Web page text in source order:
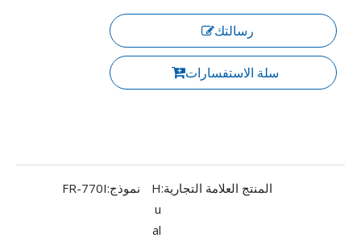
رسالتك
سلة الاستفسارات
نموذج:FR-770I المنتج العلامة التجارية:H
u
al